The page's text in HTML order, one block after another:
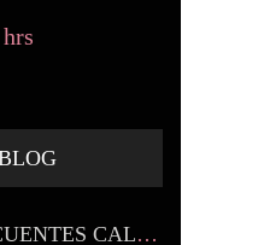
NO CUENTES CALORIAS